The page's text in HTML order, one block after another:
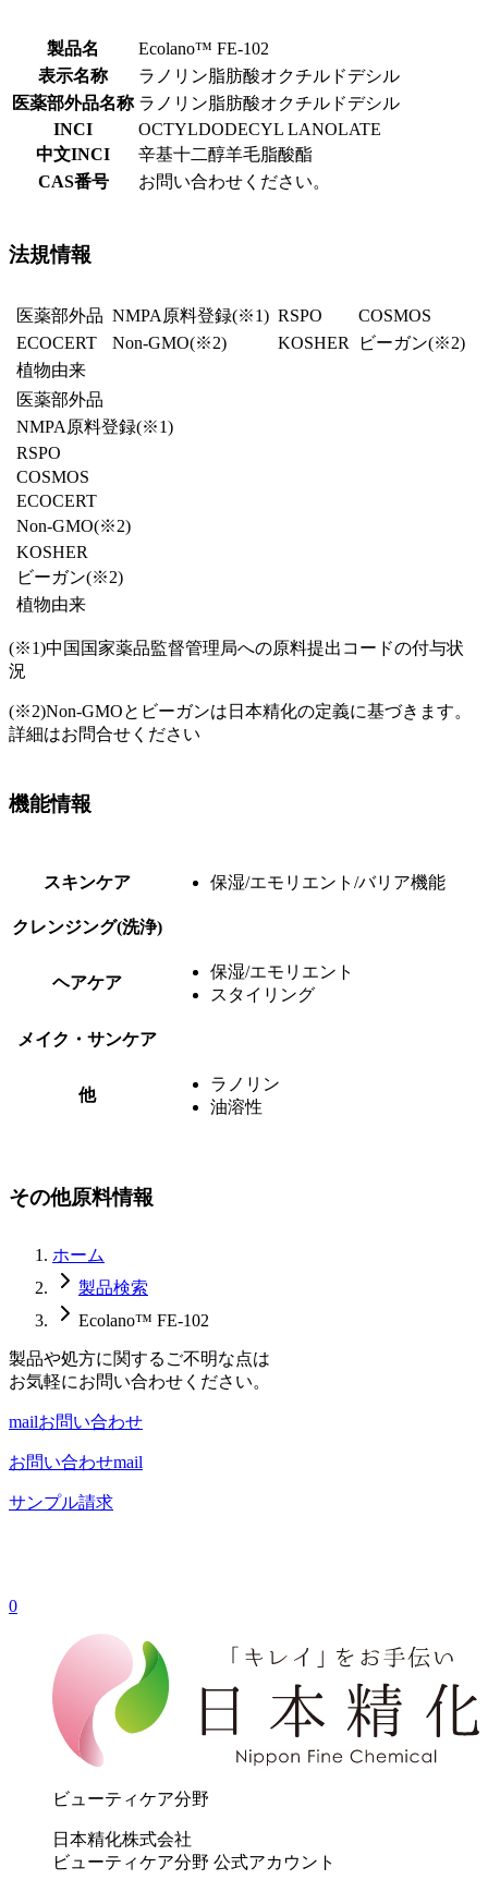
製品名
Ecolano™ FE-102
表示名称
ラノリン脂肪酸オクチルドデシル
医薬部外品名称 ラノリン脂肪酸オクチルドデシル
INCI
OCTYLDODECYL LANOLATE
中文INCI
辛基十二醇羊毛脂酸酯
CAS番号
お問い合わせください。
法規情報
医薬部外品 NMPA原料登録(※1) RSPO
COSMOS
ECOCERT
Non-GMO(※2) KOSHER ビーガン(※2)
植物由来
医薬部外品
NMPA原料登録(※1)
RSPO
COSMOS
ECOCERT
Non-GMO(※2)
KOSHER
ビーガン(※2)
植物由来
(※1)中国国家薬品監督管理局への原料提出コードの付与状
況
(※2)Non-GMOとビーガンは日本精化の定義に基づきます。
詳細はお問合せください
機能情報
スキンケア 保湿/エモリエント/バリア機能
クレンジング(洗浄)
ヘアケア
保湿/エモリエント
スタイリング
メイク・サンケア
他
ラノリン
油溶性
その他原料情報
ホーム
製品検索
Ecolano™ FE-102
製品や処方に関するご不明な点は
お気軽にお問い合わせください。
mailお問い合わせ
お問い合わせmail
サンプル請求
0
ビューティケア分野
日本精化株式会社
ビューティケア分野 公式アカウント